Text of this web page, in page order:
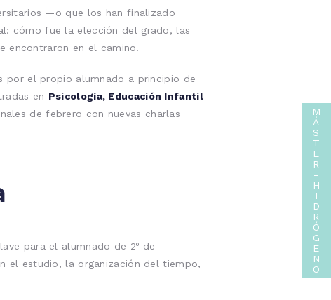
M
Á
S
T
E
R
-
H
I
D
R
Ó
G
E
N
O
—o que los han finalizado
cómo fue la elección del grado, las
encontraron en el camino.
por el propio alumnado a principio de
en Psicología, Educación Infantil
de febrero con nuevas charlas
para el alumnado de 2º de
el estudio, la organización del tiempo,